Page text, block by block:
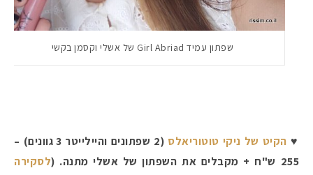
שפתון עמיד Girl Abriad של אשלי וקסמן בקשי
♥ הקיט של ניקי טוטוריאלס
(2 שפתונים והיילייטר 3 גוונים) –
255 ש"ח + מקבלים את השפתון של אשלי מתנה. (
לסקירה